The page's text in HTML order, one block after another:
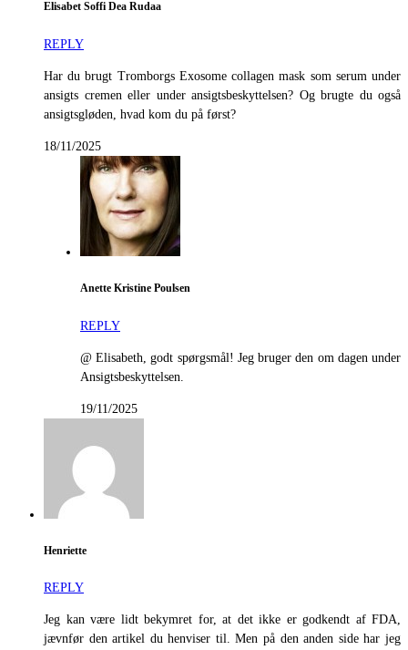
Elisabet Soffi Dea Rudaa
REPLY
Har du brugt Tromborgs Exosome collagen mask som serum under
ansigts cremen eller under ansigtsbeskyttelsen? Og brugte du også
ansigtsgløden, hvad kom du på først?
18/11/2025
Anette Kristine Poulsen
REPLY
@ Elisabeth, godt spørgsmål! Jeg bruger den om dagen under
Ansigtsbeskyttelsen.
19/11/2025
Henriette
REPLY
Jeg kan være lidt bekymret for, at det ikke er godkendt af FDA,
jævnfør den artikel du henviser til. Men på den anden side har jeg